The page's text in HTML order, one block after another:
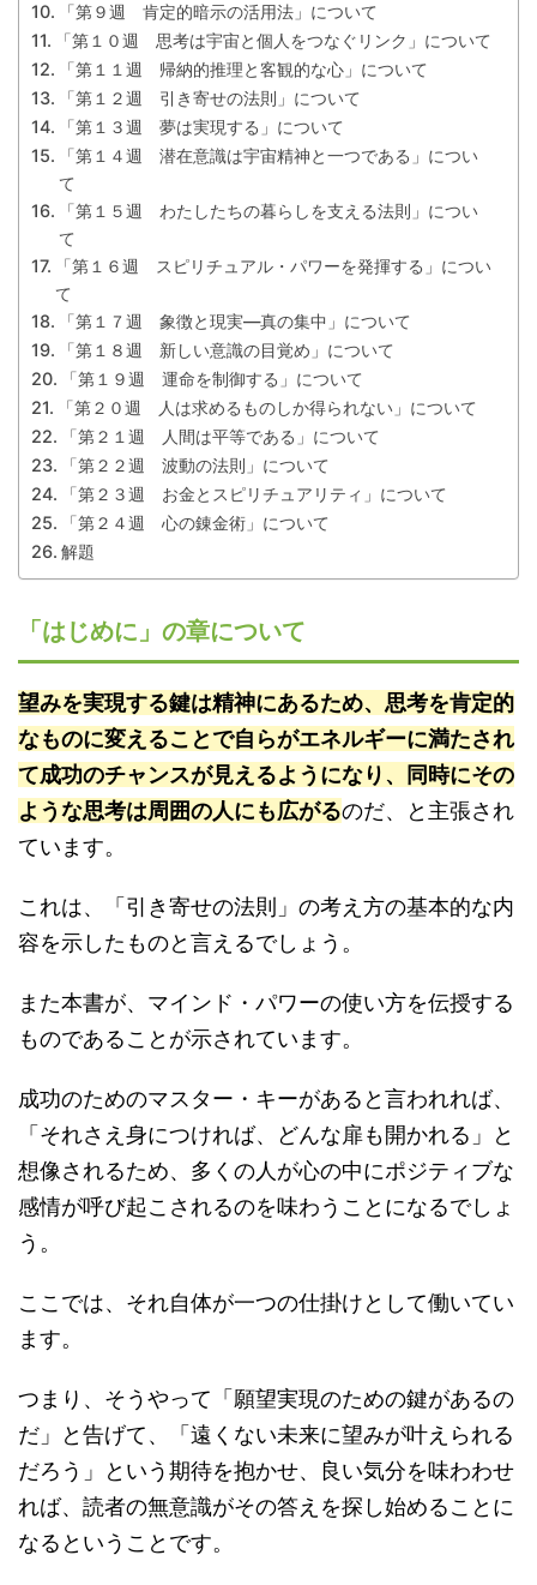
「第９週 肯定的暗示の活用法」について
「第１０週 思考は宇宙と個人をつなぐリンク」について
「第１１週 帰納的推理と客観的な心」について
「第１２週 引き寄せの法則」について
「第１３週 夢は実現する」について
「第１４週 潜在意識は宇宙精神と一つである」につい
て
「第１５週 わたしたちの暮らしを支える法則」につい
て
「第１６週 スピリチュアル・パワーを発揮する」につい
て
「第１７週 象徴と現実―真の集中」について
「第１８週 新しい意識の目覚め」について
「第１９週 運命を制御する」について
「第２０週 人は求めるものしか得られない」について
「第２１週 人間は平等である」について
「第２２週 波動の法則」について
「第２３週 お金とスピリチュアリティ」について
「第２４週 心の錬金術」について
解題
「はじめに」の章について
望みを実現する鍵は精神にあるため、思考を肯定的
なものに変えることで自らがエネルギーに満たされ
て成功のチャンスが見えるようになり、同時にその
ような思考は周囲の人にも広がるのだ、と主張され
ています。
これは、「引き寄せの法則」の考え方の基本的な内
容を示したものと言えるでしょう。
また本書が、マインド・パワーの使い方を伝授する
ものであることが示されています。
成功のためのマスター・キーがあると言われれば、
「それさえ身につければ、どんな扉も開かれる」と
想像されるため、多くの人が心の中にポジティブな
感情が呼び起こされるのを味わうことになるでしょ
う。
ここでは、それ自体が一つの仕掛けとして働いてい
ます。
つまり、そうやって「願望実現のための鍵があるの
だ」と告げて、「遠くない未来に望みが叶えられる
だろう」という期待を抱かせ、良い気分を味わわせ
れば、読者の無意識がその答えを探し始めることに
なるということです。